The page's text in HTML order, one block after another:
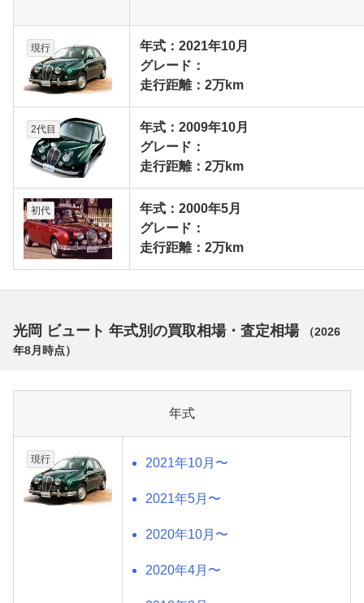
現行
年式：2021年10月
グレード：
走行距離：2万km
2代目
年式：2009年10月
グレード：
走行距離：2万km
初代
年式：2000年5月
グレード：
走行距離：2万km
光岡 ビュート 年式別の買取相場・査定相場 （2026
年8月 時点）
年式
現行 2021年10月〜
2021年5月〜
2020年10月〜
2020年4月〜